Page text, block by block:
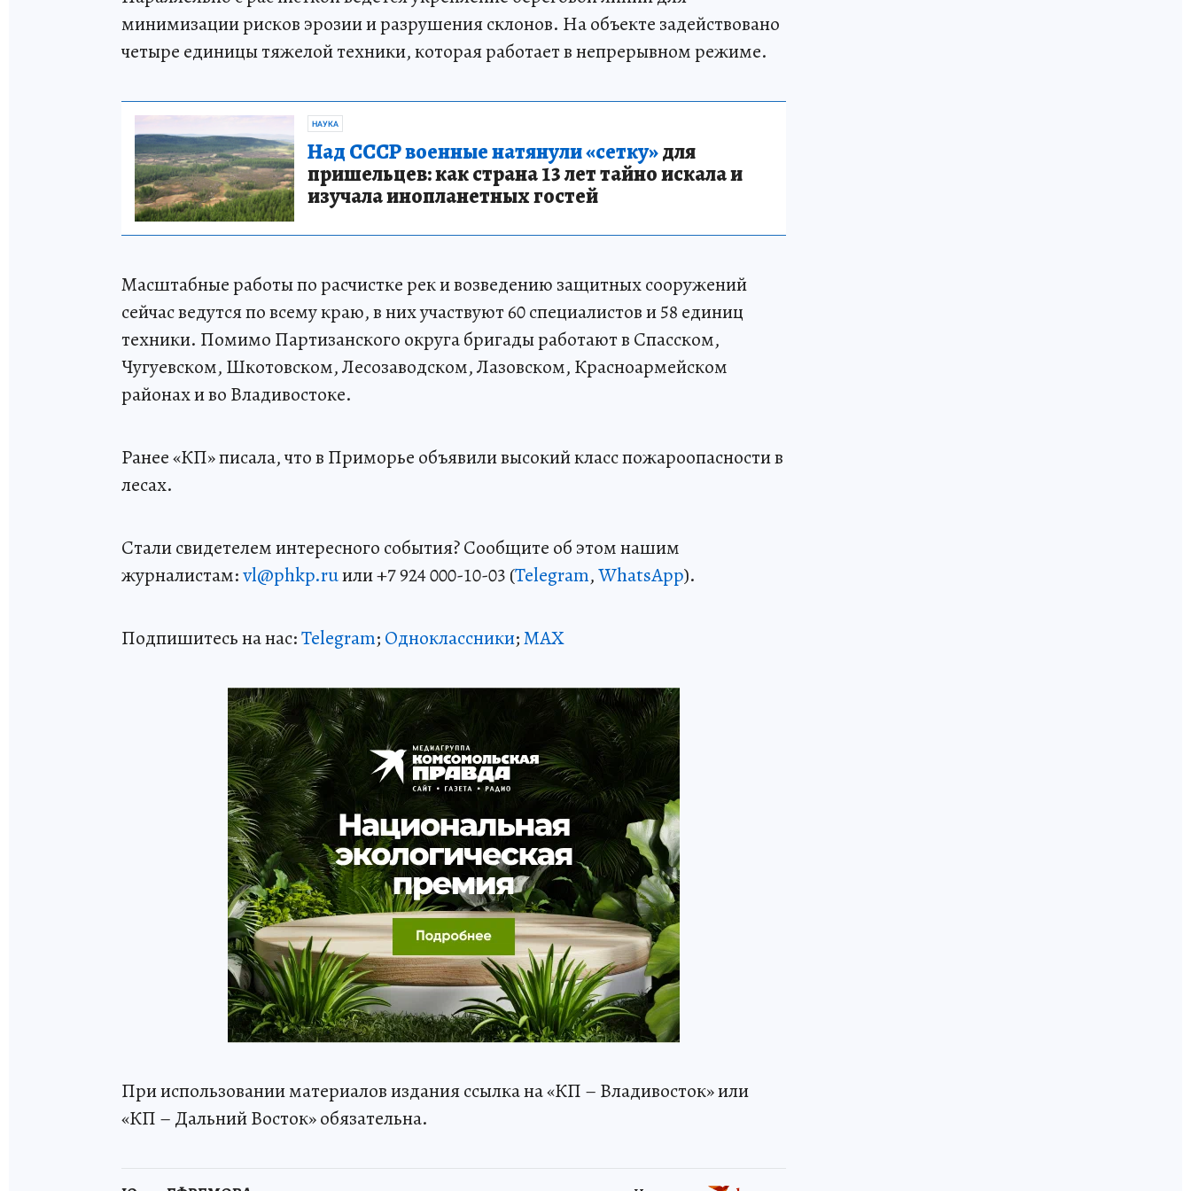
минимизации рисков эрозии и разрушения склонов. На объекте задействовано
четыре единицы тяжелой техники, которая работает в непрерывном режиме.
НАУКА
Над СССР военные натянули «сетку»для
пришельцев: как страна 13 лет тайно искала и
изучала инопланетных гостей
Масштабные работы по расчистке рек и возведению защитных сооружений
сейчас ведутся по всему краю, в них участвуют 60 специалистов и 58 единиц
техники. Помимо Партизанского округа бригады работают в Спасском,
Чугуевском, Шкотовском, Лесозаводском, Лазовском, Красноармейском
районах и во Владивостоке.
Ранее «КП» писала, что в Приморье объявили высокий класс пожароопасности в
лесах.
Стали свидетелем интересного события? Сообщите об этом нашим
журналистам:vl@phkp.ruили +7 924 000-10-03 (Telegram,WhatsApp).
Подпишитесь на нас:Telegram; Одноклассники;MAX
При использовании материалов издания ссылка на «КП – Владивосток» или
«КП – Дальний Восток» обязательна.